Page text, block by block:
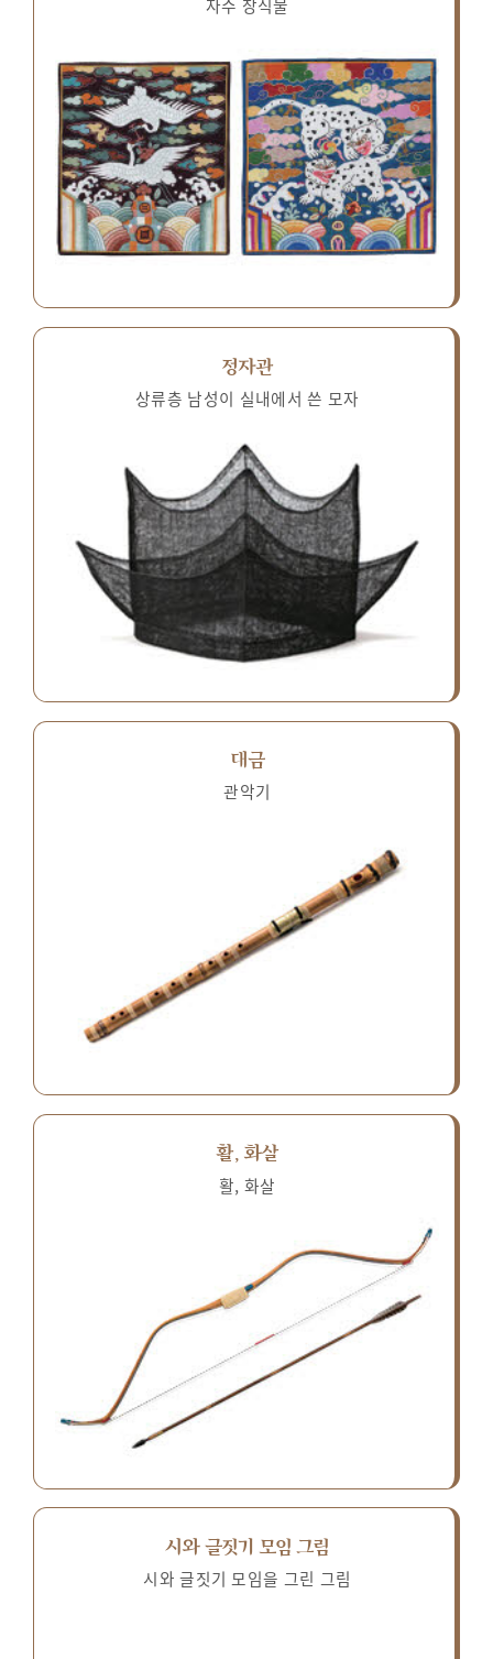
자수 장식물
정자관
상류층 남성이 실내에서 쓴 모자
대금
관악기
활, 화살
활, 화살
시와 글짓기 모임 그림
시와 글짓기 모임을 그린 그림